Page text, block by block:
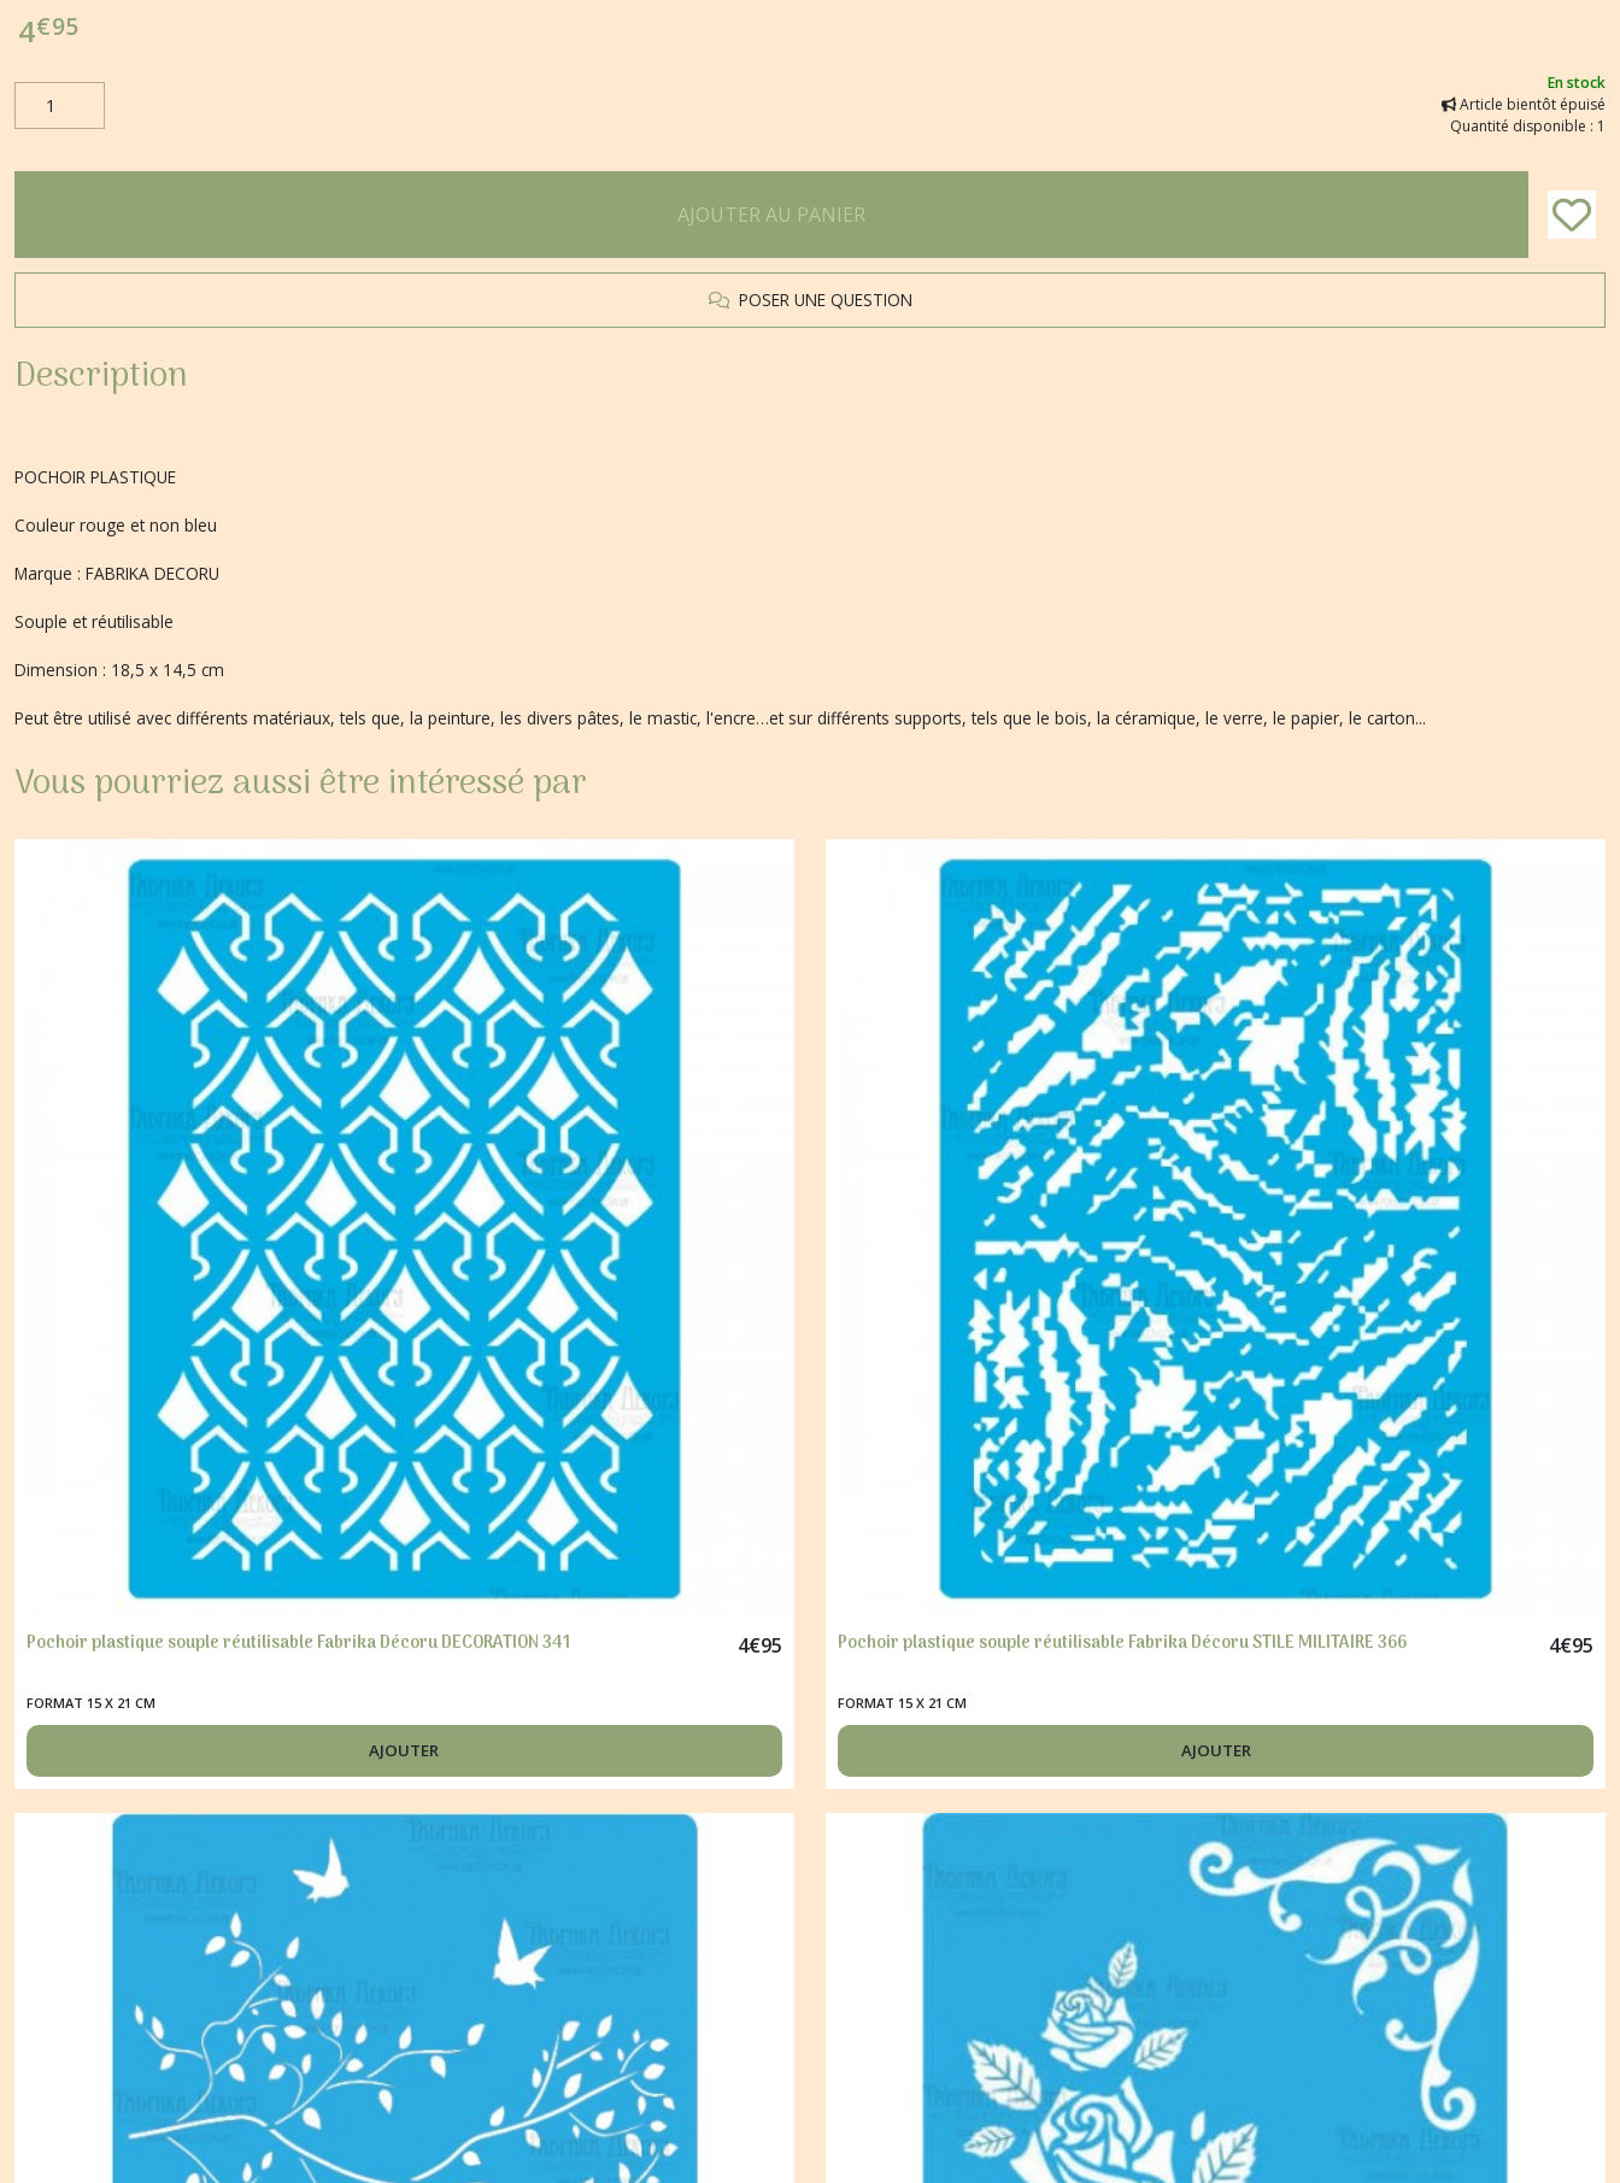
4€95
En stock
Article bientôt épuisé
Quantité disponible : 1
AJOUTER AU PANIER
POSER UNE QUESTION
Description
POCHOIR PLASTIQUE
Couleur rouge et non bleu
Marque : FABRIKA DECORU
Souple et réutilisable
Dimension : 18,5 x 14,5 cm
Peut être utilisé avec différents matériaux, tels que, la peinture, les divers pâtes, le mastic, l'encre…et sur différents supports, tels que le bois, la céramique, le verre, le papier, le carton...
Vous pourriez aussi être intéressé par
Pochoir plastique souple réutilisable Fabrika Décoru DECORATION 341 4€95
FORMAT 15 X 21 CM
AJOUTER
Pochoir plastique souple réutilisable Fabrika Décoru STILE MILITAIRE 366 4€95
FORMAT 15 X 21 CM
AJOUTER